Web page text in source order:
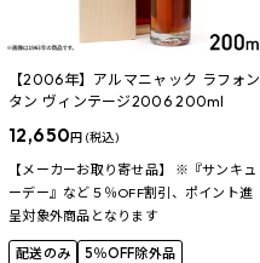
【2006年】アルマニャック ラフォン
タン ヴィンテージ2006 200ml
12,650円 (税込)
【メーカーお取り寄せ品】 ※『サンキュ
ーデー』など５％OFF割引、ポイント進
呈対象外商品となります
配送のみ 5％OFF除外品